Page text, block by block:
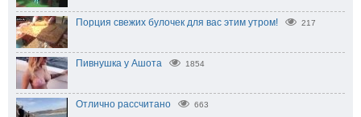
Порция свежих булочек для вас этим утром! 217
Пивнушка у Ашота 1854
Отлично рассчитано 663